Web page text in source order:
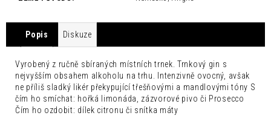
Popis Diskuze
Vyrobený z ručně sbíraných místních trnek. Trnkový gin s
nejvyšším obsahem alkoholu na trhu. Intenzivně ovocný, avšak
ne příliš sladký likér překypující třešňovými a mandlovými tóny S
čím ho smíchat: hořká limonáda, zázvorové pivo či Prosecco
Čím ho ozdobit: dílek citronu či snítka máty
u
u
j
e
m
e